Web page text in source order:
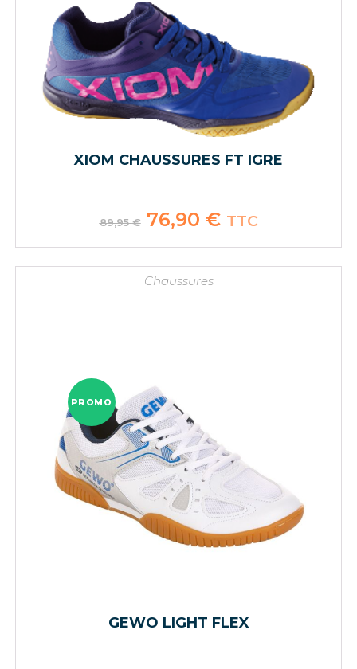
XIOM CHAUSSURES FT IGRE
89,95€ Le
prix
était :
76,90 €Le
prix
est :
TTC
Chaussures
PROMO
GEWO LIGHT FLEX